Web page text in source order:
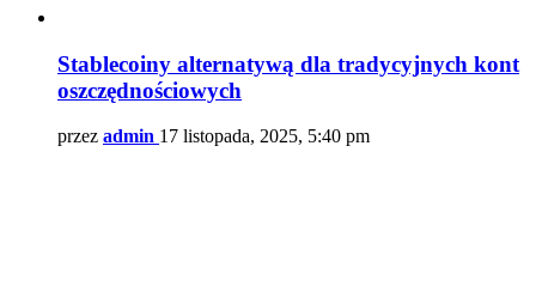
Stablecoiny alternatywą dla tradycyjnych kont
oszczędnościowych
przez admin 17 listopada, 2025, 5:40 pm